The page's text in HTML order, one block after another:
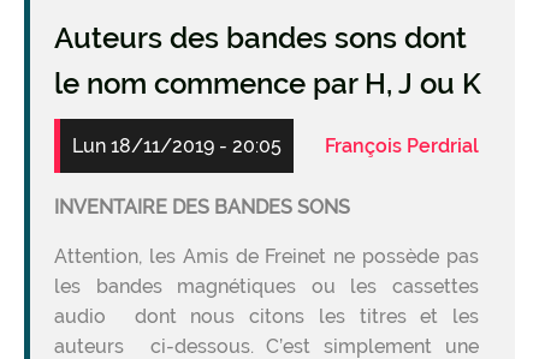
d'Ariane
Auteurs des bandes sons dont
le nom commence par H, J ou K
Lun 18/11/2019 - 20:05 François Perdrial
INVENTAIRE DES BANDES SONS
Attention, les Amis de Freinet ne possède pas
les bandes magnétiques ou les cassettes
audio dont nous citons les titres et les
auteurs ci-dessous. C’est simplement une